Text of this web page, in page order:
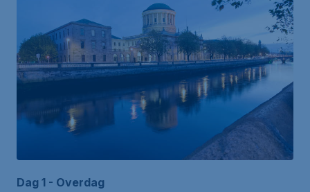
Dag 1 - Overdag